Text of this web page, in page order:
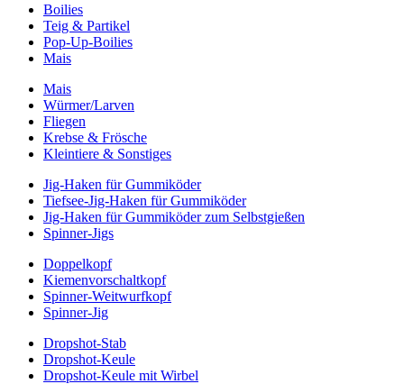
Boilies
Teig & Partikel
Pop-Up-Boilies
Mais
Mais
Würmer/Larven
Fliegen
Krebse & Frösche
Kleintiere & Sonstiges
Jig-Haken für Gummiköder
Tiefsee-Jig-Haken für Gummiköder
Jig-Haken für Gummiköder zum Selbstgießen
Spinner-Jigs
Doppelkopf
Kiemenvorschaltkopf
Spinner-Weitwurfkopf
Spinner-Jig
Dropshot-Stab
Dropshot-Keule
Dropshot-Keule mit Wirbel